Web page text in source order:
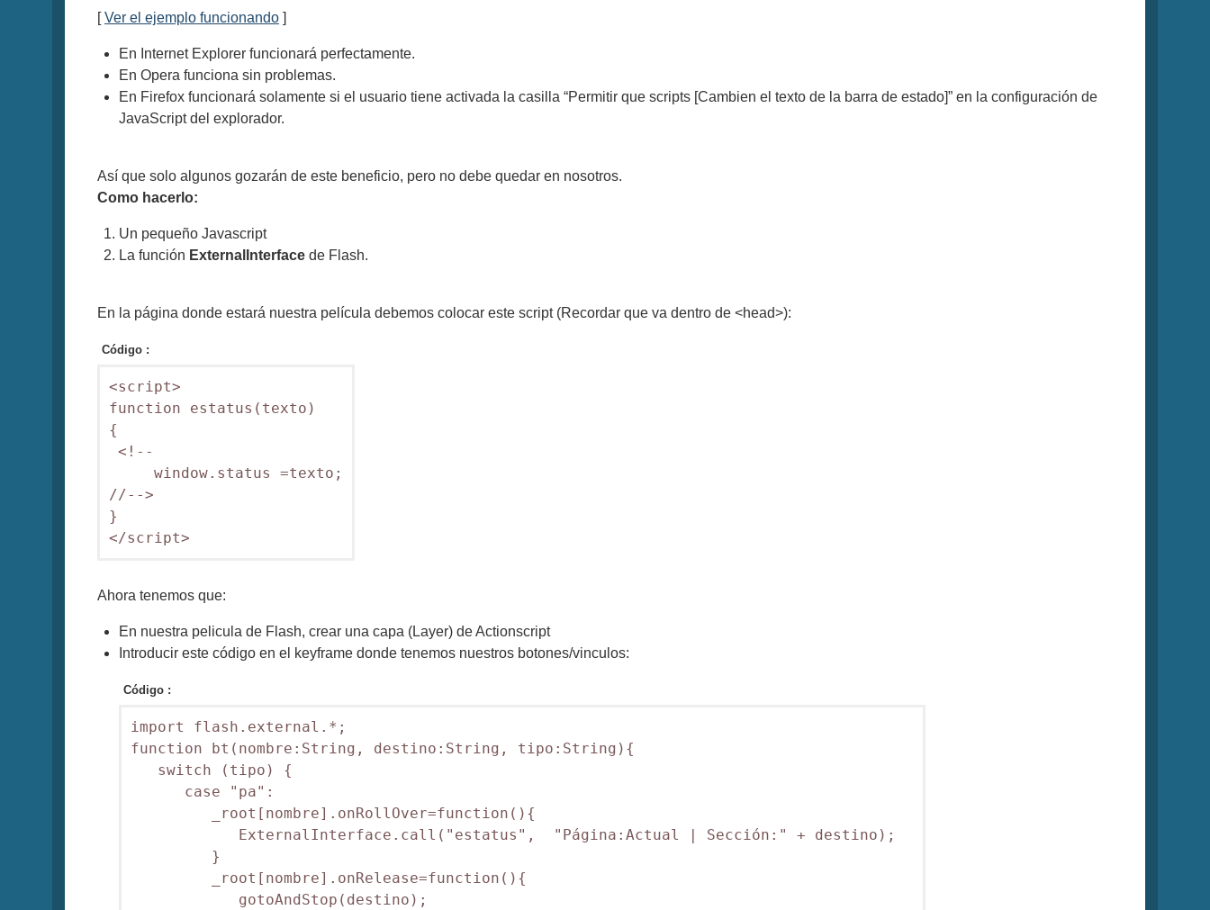
[Ver el ejemplo funcionando ]
En Internet Explorer funcionará perfectamente.
En Opera funciona sin problemas.
En Firefox funcionará solamente si el usuario tiene activada la casilla “Permitir que scripts [Cambien el texto de la barra de estado]” en la configuración de
JavaScript del explorador.
Así que solo algunos gozarán de este beneficio, pero no debe quedar en nosotros.
Como hacerlo:
Un pequeño Javascript
La función ExternalInterface de Flash.
En la página donde estará nuestra película debemos colocar este script (Recordar que va dentro de <head>):
Código :
<script>
function estatus(texto)
{
window.status =texto;
//-->
}
</script>
Ahora tenemos que:
En nuestra pelicula de Flash, crear una capa (Layer) de Actionscript
Introducir este código en el keyframe donde tenemos nuestros botones/vinculos:
Código :
import flash.external.*;
function bt(nombre:String, destino:String, tipo:String){
switch (tipo) {
case "pa":
_root[nombre].onRollOver=function(){
ExternalInterface.call("estatus",  "Página:Actual | Sección:" + destino);
}
_root[nombre].onRelease=function(){
gotoAndStop(destino);